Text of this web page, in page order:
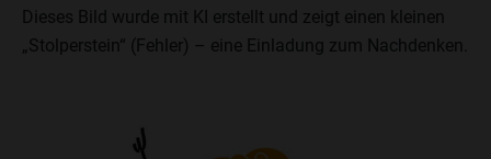
Dieses Bild wurde mit KI erstellt und zeigt einen kleinen
„Stolperstein“ (Fehler) – eine Einladung zum Nachdenken.